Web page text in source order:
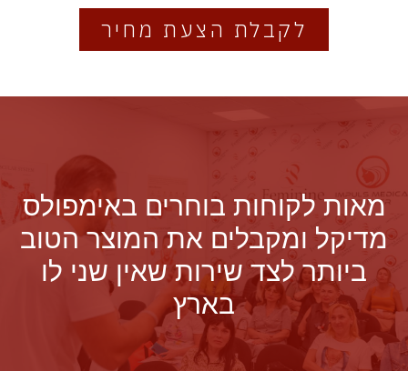
לקבלת הצעת מחיר
מאות לקוחות בוחרים באימפולס
מדיקל ומקבלים את המוצר הטוב
ביותר לצד שירות שאין שני לו
בארץ